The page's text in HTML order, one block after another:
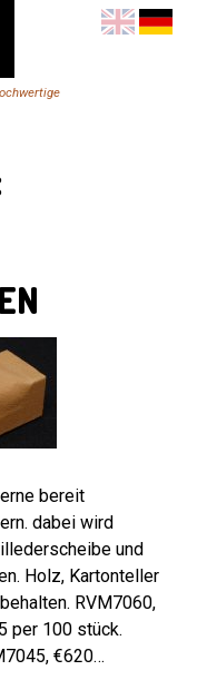
bereit
dabei wird
und
Holz, Kartonteller
RVM7060,
per 100 stück.
€620…